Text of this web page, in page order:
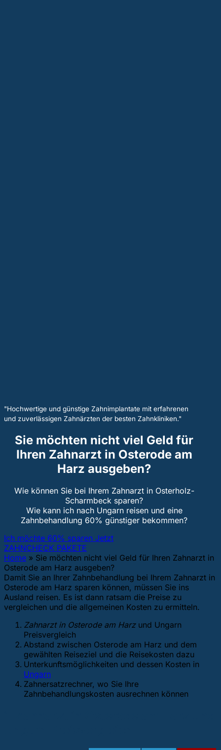
"Hochwertige und günstige Zahnimplantate mit erfahrenen
und zuverlässigen Zahnärzten der besten Zahnkliniken."
Sie möchten nicht viel Geld für
Ihren Zahnarzt in Osterode am
Harz ausgeben?
Wie können Sie bei Ihrem Zahnarzt in Osterholz-
Scharmbeck sparen?
Wie kann ich nach Ungarn reisen und eine
Zahnbehandlung 60% günstiger bekommen?
Ich möchte 60% sparen Jetzt
ZAHNCHECK PAKETE
Home » Sie möchten nicht viel Geld für Ihren Zahnarzt in
Osterode am Harz ausgeben?
Damit Sie an Ihrer Zahnbehandlung bei Ihrem Zahnarzt in
Osterode am Harz sparen können, müssen Sie ins
Ausland reisen. Es ist dann ratsam die Preise zu
vergleichen und die allgemeinen Kosten zu ermitteln.
Zahnarzt in Osterode am Harzund Ungarn
Preisvergleich
Abstand zwischen Osterode am Harz und dem
gewählten Reiseziel und die Reisekosten dazu
Unterkunftsmöglichkeiten und dessen Kosten in
Ungarn
Zahnersatzrechner, wo Sie Ihre
Zahnbehandlungskosten ausrechnen können